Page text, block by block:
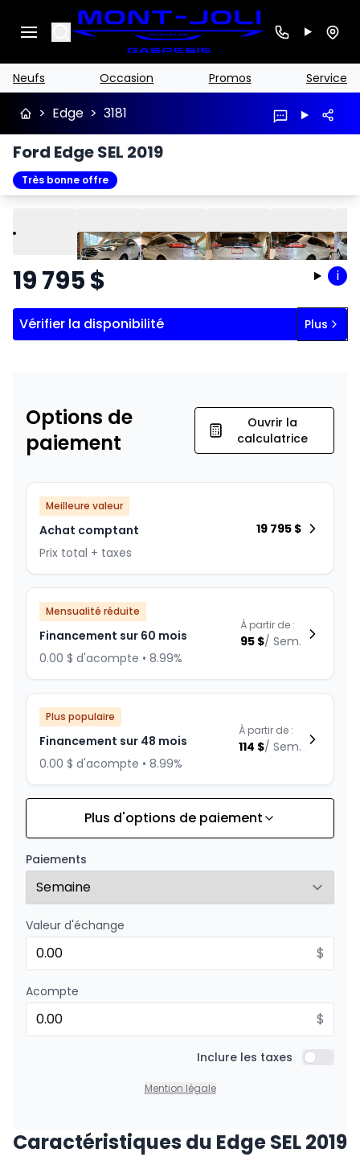
Search
Neufs Occasion Promos Service
> Edge > 3181
Ford Edge SEL 2019
Très bonne offre
Lire Précédent
Suivant
19 795$ i
Vérifier la disponibilité Plus
Options de
paiement
Ouvrir la
calculatrice
Meilleure valeur
Achat comptant
Prix total + taxes
19 795 $
Mensualité réduite
Financement sur 60 mois
0.00 $ d'acompte • 8.99%
À partir de :
95 $/ Sem.
Plus populaire
Financement sur 48 mois
0.00 $ d'acompte • 8.99%
À partir de :
114 $/ Sem.
Financement sur 36 mois
0.00 $ d'acompte • 8.99%
À partir de :
Financement sur 24 mois
Financement sur 24 mois
0.00 $ d'acompte • 8.99%
À partir de :
Plus d'options de paiement
Paiements
Valeur d'échange
$
Acompte
$
Inclure les taxes Inclure
Mention légale
Caractéristiques du Edge SEL 2019